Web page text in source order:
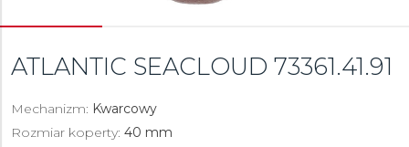
ATLANTIC SEACLOUD 73361.41.91
Mechanizm: Kwarcowy
Rozmiar koperty: 40 mm